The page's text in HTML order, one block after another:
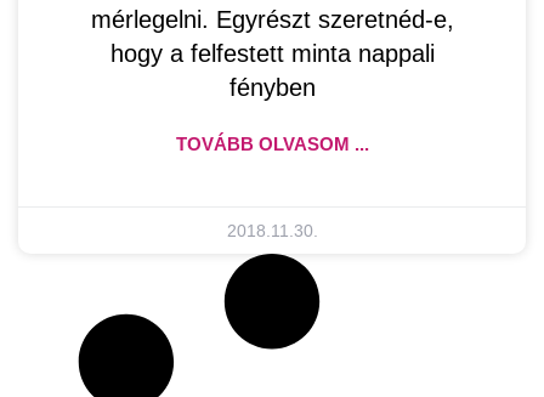
mérlegelni. Egyrészt szeretnéd-e,
hogy a felfestett minta nappali
fényben
TOVÁBB OLVASOM ...
2018.11.30.